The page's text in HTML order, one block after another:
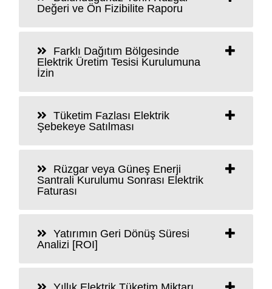
Değeri ve Ön Fizibilite Raporu
Farklı Dağıtım Bölgesinde
Elektrik Üretim Tesisi Kurulumuna
İzin
Tüketim Fazlası Elektrik
Şebekeye Satılması
Rüzgar veya Güneş Enerji
Santrali Kurulumu Sonrası Elektrik
Faturası
Yatırımın Geri Dönüş Süresi
Analizi [ROI]